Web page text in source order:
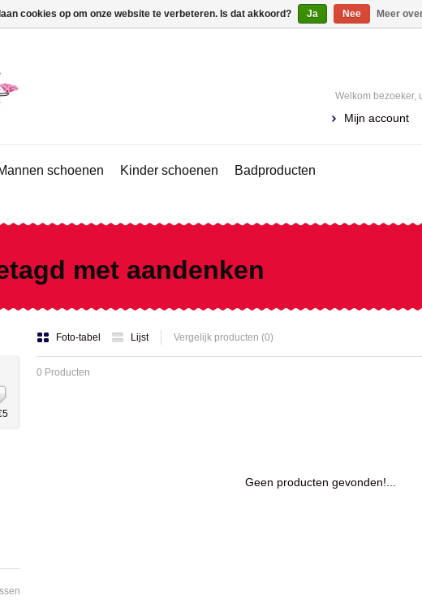
Welkom bezoeker,
Mijn account
schoenen Kinder schoenen
Badproducten
met aandenken
Foto-tabel Lijst Vergelijk producten (0)
0 Producten
Geen producten gevonden!...
5
cookies op om onze website te verbeteren. Is dat akkoord? Ja Nee Meer